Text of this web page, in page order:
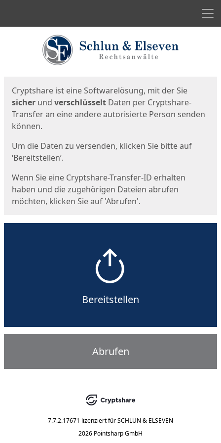
Cryptshare ist eine Softwarelösung, mit der Sie
sicher und verschlüsselt Daten per Cryptshare-
Transfer an eine andere autorisierte Person senden
können.
Um die Daten zu versenden, klicken Sie bitte auf
‘Bereitstellen’.
Wenn Sie eine Cryptshare-Transfer-ID erhalten
haben und die zugehörigen Dateien abrufen
möchten, klicken Sie auf 'Abrufen'.
Bereitstellen
Abrufen
7.7.2.17671 lizenziert fürSCHLUN & ELSEVEN
2026 Pointsharp GmbH